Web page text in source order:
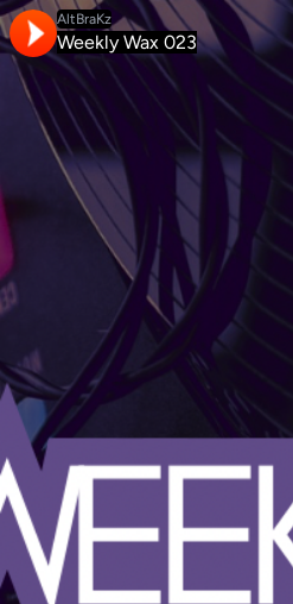
AltBraKz
Weekly Wax 023